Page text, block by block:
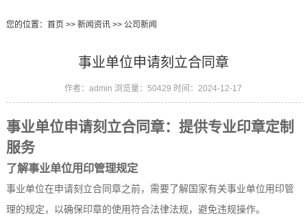
您的位置： 首页 >> 新闻资讯>> 公司新闻
事业单位申请刻立合同章
作者：admin 浏览量：50429 时间：2024-12-17
事业单位申请刻立合同章：提供专业印章定制
服务
了解事业单位用印管理规定
事业单位在申请刻立合同章之前，需要了解国家有关事业单位用印管
理的规定，以确保印章的使用符合法律法规，避免违规操作。